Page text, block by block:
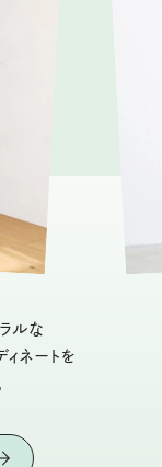
ルな
ネートを